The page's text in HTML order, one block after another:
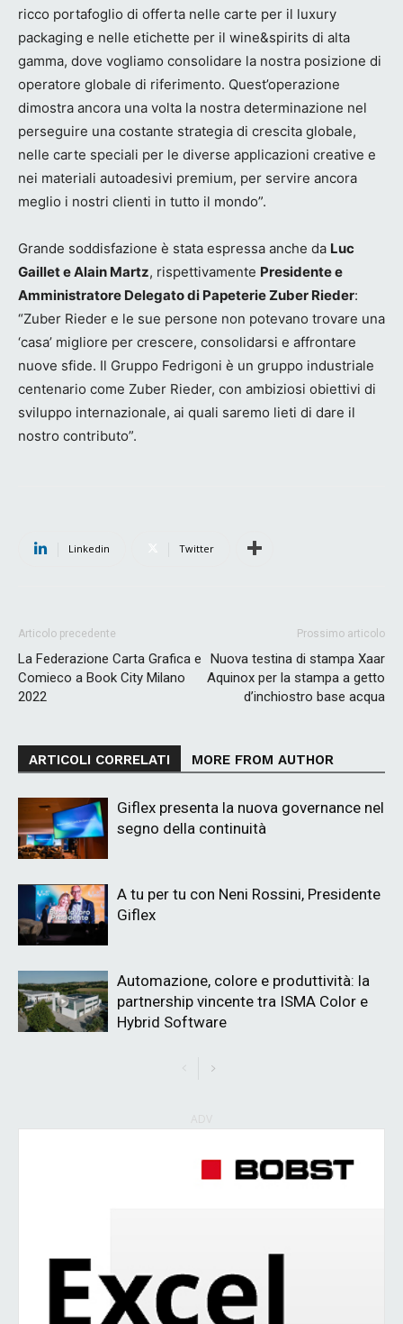
ricco portafoglio di offerta nelle carte per il luxury
packaging e nelle etichette per il wine&spirits di alta
gamma, dove vogliamo consolidare la nostra posizione di
operatore globale di riferimento. Quest’operazione
dimostra ancora una volta la nostra determinazione nel
perseguire una costante strategia di crescita globale,
nelle carte speciali per le diverse applicazioni creative e
nei materiali autoadesivi premium, per servire ancora
meglio i nostri clienti in tutto il mondo”.
Grande soddisfazione è stata espressa anche da Luc
Gaillet e Alain Martz, rispettivamente Presidente e
Amministratore Delegato di Papeterie Zuber Rieder:
“Zuber Rieder e le sue persone non potevano trovare una
‘casa’ migliore per crescere, consolidarsi e affrontare
nuove sfide. Il Gruppo Fedrigoni è un gruppo industriale
centenario come Zuber Rieder, con ambiziosi obiettivi di
sviluppo internazionale, ai quali saremo lieti di dare il
nostro contributo”.
Linkedin Twitter
Articolo precedente
La Federazione Carta Grafica e
Comieco a Book City Milano
2022
Prossimo articolo
Nuova testina di stampa Xaar
Aquinox per la stampa a getto
d’inchiostro base acqua
ARTICOLI CORRELATI MORE FROM AUTHOR
Giflex presenta la nuova governance nel
segno della continuità
A tu per tu con Neni Rossini, Presidente
Giflex
Automazione, colore e produttività: la
partnership vincente tra ISMA Color e
Hybrid Software